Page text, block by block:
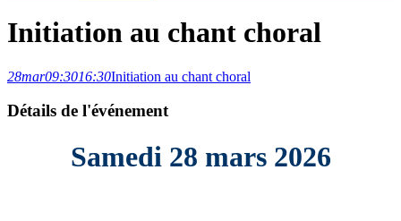
Initiation au chant choral
28mar09:3016:30Initiation au chant choral
Détails de l'événement
Samedi 28 mars 2026